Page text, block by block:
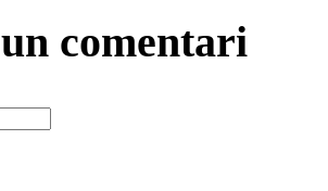
comentari